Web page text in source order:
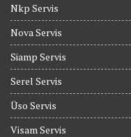
Nkp Servis
Nova Servis
Siamp Servis
Serel Servis
Üso Servis
Visam Servis